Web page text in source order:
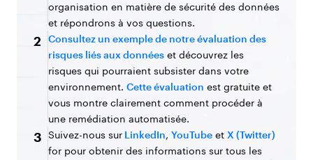
organisation en matière de sécurité des données
et répondrons à vos questions.
2
Consultez un exemple de notre évaluation des
risques liés aux données et découvrez les
risques qui pourraient subsister dans votre
environnement. Cette évaluation est gratuite et
vous montre clairement comment procéder à
une remédiation automatisée.
3 Suivez-nous sur LinkedIn, YouTube et X (Twitter)
for pour obtenir des informations sur tous les